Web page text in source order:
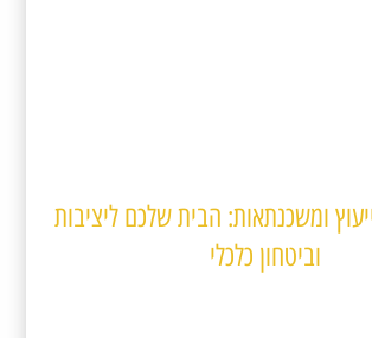
ומשכנתאות: הבית שלכם ליציבות
וביטחון כלכלי